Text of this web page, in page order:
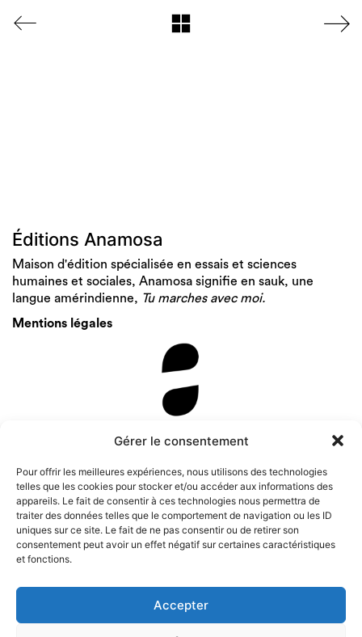
Gérer le consentement
Pour offrir les meilleures expériences, nous utilisons des technologies
telles que les cookies pour stocker et/ou accéder aux informations des
appareils. Le fait de consentir à ces technologies nous permettra de
traiter des données telles que le comportement de navigation ou les ID
uniques sur ce site. Le fait de ne pas consentir ou de retirer son
consentement peut avoir un effet négatif sur certaines caractéristiques
et fonctions.
Accepter
Éditions Anamosa
Maison d'édition spécialisée en essais et sciences
humaines et sociales, Anamosa signifie en sauk, une
langue amérindienne, Tu marches avec moi.
Mentions légales